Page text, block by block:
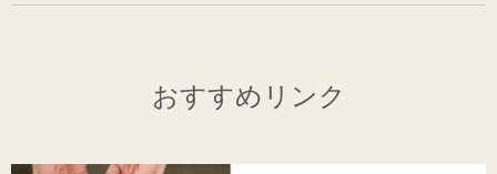
おすすめリンク